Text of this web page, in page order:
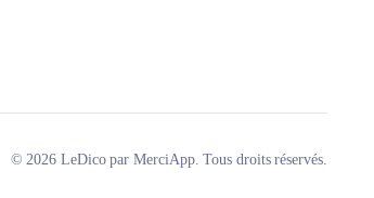
© 2026 LeDico par MerciApp. Tous droits réservés.